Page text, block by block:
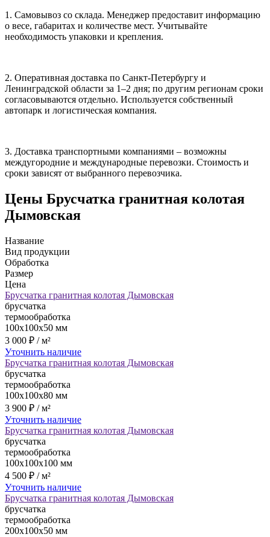
1. Самовывоз со склада. Менеджер предоставит информацию
о весе, габаритах и количестве мест. Учитывайте
необходимость упаковки и крепления.
2. Оперативная доставка по Санкт-Петербургу и
Ленинградской области за 1–2 дня; по другим регионам сроки
согласовываются отдельно. Используется собственный
автопарк и логистическая компания.
3. Доставка транспортными компаниями – возможны
междугородние и международные перевозки. Стоимость и
сроки зависят от выбранного перевозчика.
Цены Брусчатка гранитная колотая
Дымовская
Название
Вид продукции
Обработка
Размер
Цена
Брусчатка гранитная колотая Дымовская
брусчатка
термообработка
100x100x50 мм
3 000 ₽ / м²
Уточнить наличие
Брусчатка гранитная колотая Дымовская
брусчатка
термообработка
100x100x80 мм
3 900 ₽ / м²
Уточнить наличие
Брусчатка гранитная колотая Дымовская
брусчатка
термообработка
100x100x100 мм
4 500 ₽ / м²
Уточнить наличие
Брусчатка гранитная колотая Дымовская
брусчатка
термообработка
200x100x50 мм